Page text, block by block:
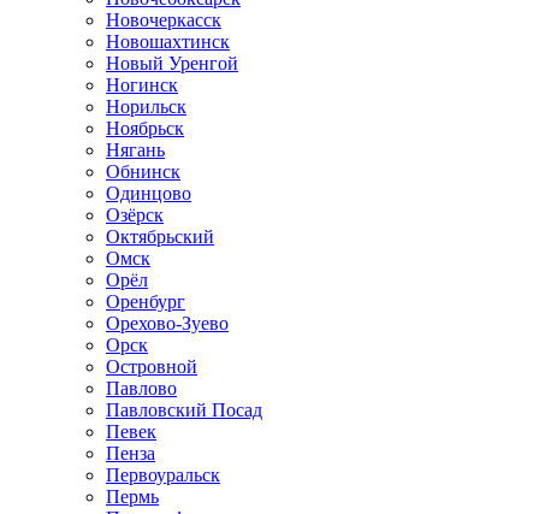
Новочеркасск
Новошахтинск
Новый Уренгой
Ногинск
Норильск
Ноябрьск
Нягань
Обнинск
Одинцово
Озёрск
Октябрьский
Омск
Орёл
Оренбург
Орехово-Зуево
Орск
Островной
Павлово
Павловский Посад
Певек
Пенза
Первоуральск
Пермь